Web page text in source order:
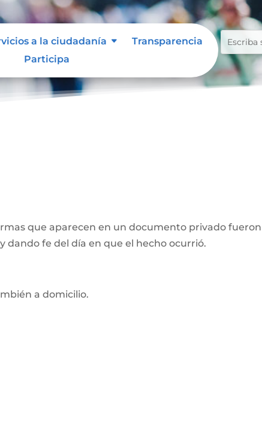
a la ciudadanía
Transparencia
Participa
que aparecen en un documento privado
dando fe del día en que el hecho ocurrió.
a domicilio.